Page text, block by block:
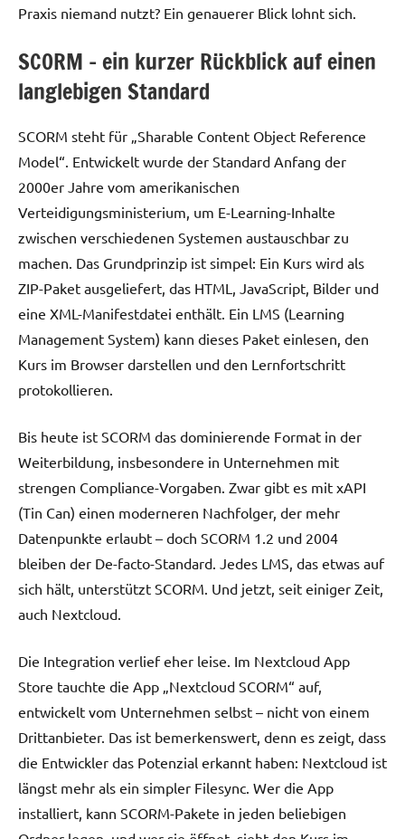
Praxis niemand nutzt? Ein genauerer Blick lohnt sich.
SCORM – ein kurzer Rückblick auf einen
langlebigen Standard
SCORM steht für „Sharable Content Object Reference
Model“. Entwickelt wurde der Standard Anfang der
2000er Jahre vom amerikanischen
Verteidigungsministerium, um E-Learning-Inhalte
zwischen verschiedenen Systemen austauschbar zu
machen. Das Grundprinzip ist simpel: Ein Kurs wird als
ZIP-Paket ausgeliefert, das HTML, JavaScript, Bilder und
eine XML-Manifestdatei enthält. Ein LMS (Learning
Management System) kann dieses Paket einlesen, den
Kurs im Browser darstellen und den Lernfortschritt
protokollieren.
Bis heute ist SCORM das dominierende Format in der
Weiterbildung, insbesondere in Unternehmen mit
strengen Compliance-Vorgaben. Zwar gibt es mit xAPI
(Tin Can) einen moderneren Nachfolger, der mehr
Datenpunkte erlaubt – doch SCORM 1.2 und 2004
bleiben der De-facto-Standard. Jedes LMS, das etwas auf
sich hält, unterstützt SCORM. Und jetzt, seit einiger Zeit,
auch Nextcloud.
Die Integration verlief eher leise. Im Nextcloud App
Store tauchte die App „Nextcloud SCORM“ auf,
entwickelt vom Unternehmen selbst – nicht von einem
Drittanbieter. Das ist bemerkenswert, denn es zeigt, dass
die Entwickler das Potenzial erkannt haben: Nextcloud ist
längst mehr als ein simpler Filesync. Wer die App
installiert, kann SCORM-Pakete in jeden beliebigen